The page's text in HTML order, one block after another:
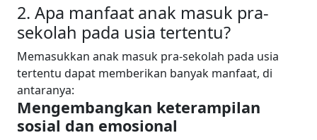
2. Apa manfaat anak masuk pra-
sekolah pada usia tertentu?
Memasukkan anak masuk pra-sekolah pada usia
tertentu dapat memberikan banyak manfaat, di
antaranya:
Mengembangkan keterampilan
sosial dan emosional